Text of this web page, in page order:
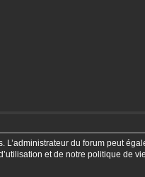
du forum peut
et de notre politique de